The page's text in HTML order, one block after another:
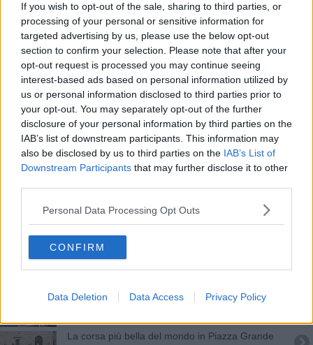
If you wish to opt-out of the sale, sharing to third parties, or
processing of your personal or sensitive information for
targeted advertising by us, please use the below opt-out
section to confirm your selection. Please note that after your
opt-out request is processed you may continue seeing
interest-based ads based on personal information utilized by
us or personal information disclosed to third parties prior to
your opt-out. You may separately opt-out of the further
disclosure of your personal information by third parties on the
IAB’s list of downstream participants. This information may
also be disclosed by us to third parties on the IAB’s List of
Downstream Participants that may further disclose it to other
Personal Data Processing Opt Outs
CONFIRM
Data Deletion Data Access Privacy Policy
Truffatore seriale di anziani chiude la fuga in A1
Tendenze chiave nel settore automobilistico per il
2023
Incidente auto e monopattino, uomo rimane ferito
Ad Arezzo Fiere e Congressi arriva EcoNatura
Schianto fatale nel buio, Lorenzo muore a 21 anni
30 auto elettriche del Comune abbandonate
Irresistibili auto ecologiche
Auto usate, Arezzo "più economica" della Toscana
La corsa più bella del mondo in Piazza Grande